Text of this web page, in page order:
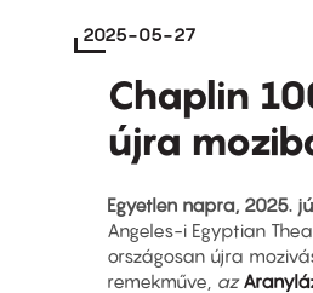
2025-05-27
Chaplin
újra
Egyetlen napra, 2025.
Angeles-i Egyptian
országosan újra
remekműve, az